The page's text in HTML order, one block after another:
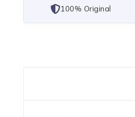
101% Original